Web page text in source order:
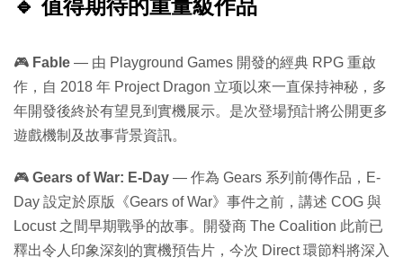
🔹 值得期待的重量級作品
🎮 Fable — 由 Playground Games 開發的經典 RPG 重啟
作，自 2018 年 Project Dragon 立项以來一直保持神秘，多
年開發後終於有望見到實機展示。是次登場預計將公開更多
遊戲機制及故事背景資訊。
🎮 Gears of War: E-Day — 作為 Gears 系列前傳作品，E-
Day 設定於原版《Gears of War》事件之前，講述 COG 與
Locust 之間早期戰爭的故事。開發商 The Coalition 此前已
釋出令人印象深刻的實機預告片，今次 Direct 環節料將深入